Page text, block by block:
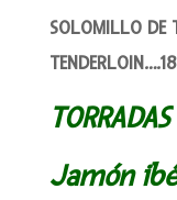
SOLOMILLO DE
TORRADAS
Jamón